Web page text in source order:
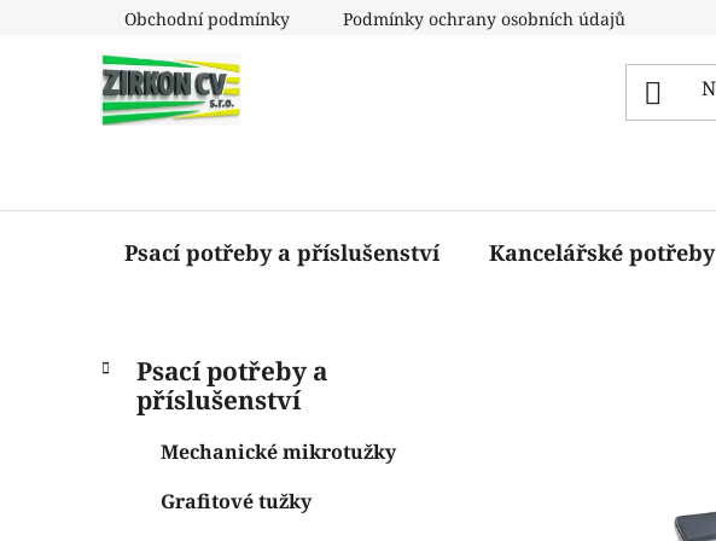
Obchodní podmínky Podmínky ochrany osobních údajů
Psací potřeby a příslušenství Kancelářské potřeby
P
Přeskočit
kategorie
K
a
Psací potřeby a
příslušenství
Mechanické mikrotužky
Grafitové tužky